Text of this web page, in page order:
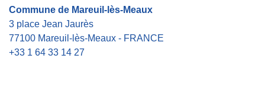
Commune de Mareuil-lès-Meaux
3 place Jean Jaurès
77100 Mareuil-lès-Meaux - FRANCE
+33 1 64 33 14 27